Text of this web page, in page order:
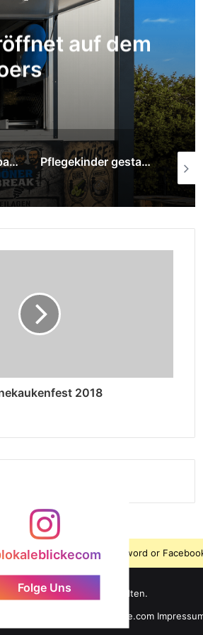
auf dem
Tummelferien: Sparkasse am Niederrhein überreicht 1.000-Euro-Spende Pflegekinder gestalten mit Graffiti-Kunst neue Räume im Pflegekinderdienst
2018
Folge Uns
user changed their password or
- Alle Rechte vorbehalten.
61 101 464 info@lokaleblicke.com